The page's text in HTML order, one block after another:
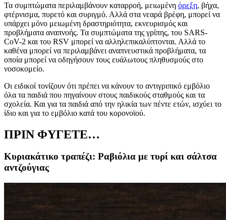
Τα συμπτώματα περιλαμβάνουν καταρροή, μειωμένη όρεξη, βήχα,
φτέρνισμα, πυρετό και συριγμό. Αλλά στα νεαρά βρέφη, μπορεί να
υπάρχει μόνο μειωμένη δραστηριότητα, εκνευρισμός και
προβλήματα αναπνοής. Τα συμπτώματα της γρίπης, του SARS-
CoV-2 και του RSV μπορεί να αλληλεπικαλύπτονται. Αλλά το
καθένα μπορεί να περιλαμβάνει αναπνευστικά προβλήματα, τα
οποία μπορεί να οδηγήσουν τους ευάλωτους πληθυσμούς στο
νοσοκομείο.
Οι ειδικοί τονίζουν ότι πρέπει να κάνουν το αντιγριπικό εμβόλιο
όλα τα παιδιά που πηγαίνουν στους παιδικούς σταθμούς και τα
σχολεία. Και για τα παιδιά από την ηλικία των πέντε ετών, ισχύει το
ίδιο και για το εμβόλιο κατά του κορονοϊού.
ΠΡΙΝ ΦΥΓΕΤΕ…
Κυριακάτικο τραπέζι: Ραβιόλια με τυρί και σάλτσα
αντζούγιας